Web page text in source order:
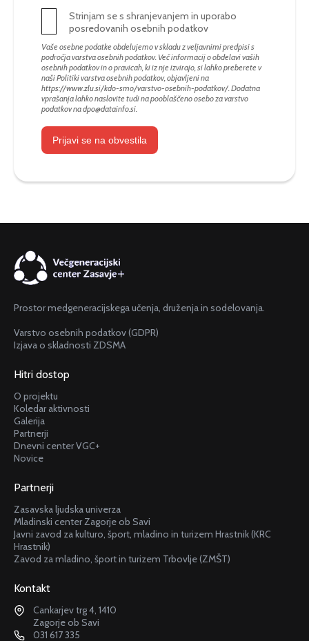
Strinjam se s shranjevanjem in uporabo
posredovanih osebnih podatkov
Vaše osebne podatke obdelujemo v skladu z veljavnimi predpisi s
področja varstva osebnih podatkov. Več informacij o obdelavi vaših
osebnih podatkov in o pravicah, ki iz nje izvirajo, si lahko preberete v
naši Politiki varstva osebnih podatkov, objavljeni na
https://www.zlu.si/kdo-smo/varstvo-osebnih-podatkov/. Dodatna
vprašanja lahko naslovite tudi na pooblaščeno osebo za varstvo
podatkov nadpo@datainfo.si
Prijavi se na obvestila
Prostor medgeneracijskega učenja, druženja in sodelovanja.
Varstvo osebnih podatkov (GDPR)
Izjava o skladnosti ZDSMA
Hitri dostop
O projektu
Koledar aktivnosti
Galerija
Partnerji
Dnevni center VGC+
Novice
Partnerji
Zasavska ljudska univerza
Mladinski center Zagorje ob Savi
Javni zavod za kulturo, šport, mladino in turizem Hrastnik (KRC
Hrastnik)
Zavod za mladino, šport in turizem Trbovlje (ZMŠT)
Kontakt
Cankarjev trg 4, 1410
Zagorje ob Savi
031 617 335